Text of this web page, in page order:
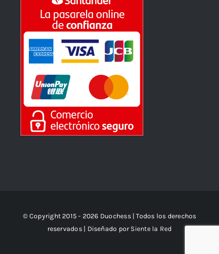
© Copyright 2015 - 2026 Duochess | Todos los derechos
reservados | Diseñado por Siente la Red